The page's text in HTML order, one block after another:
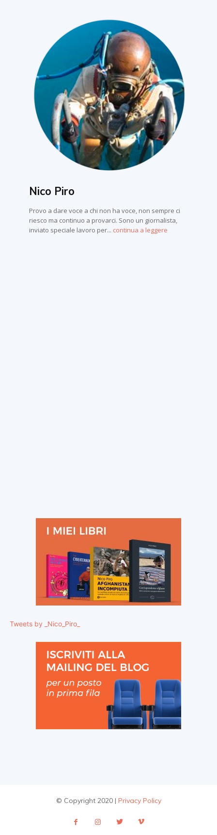
Nico Piro
Provo a dare voce a chi non ha voce, non sempre ci
riesco ma continuo a provarci. Sono un giornalista,
inviato speciale lavoro per... continua a leggere
Tweets by _Nico_Piro_
© Copyright 2020 | Privacy Policy